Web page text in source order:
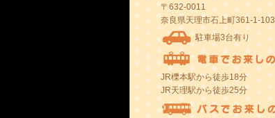
〒632-0011
奈良県天理市石上町361-1-103
駐車場3台有り
JR櫟本駅から徒歩18分
JR天理駅から徒歩25分